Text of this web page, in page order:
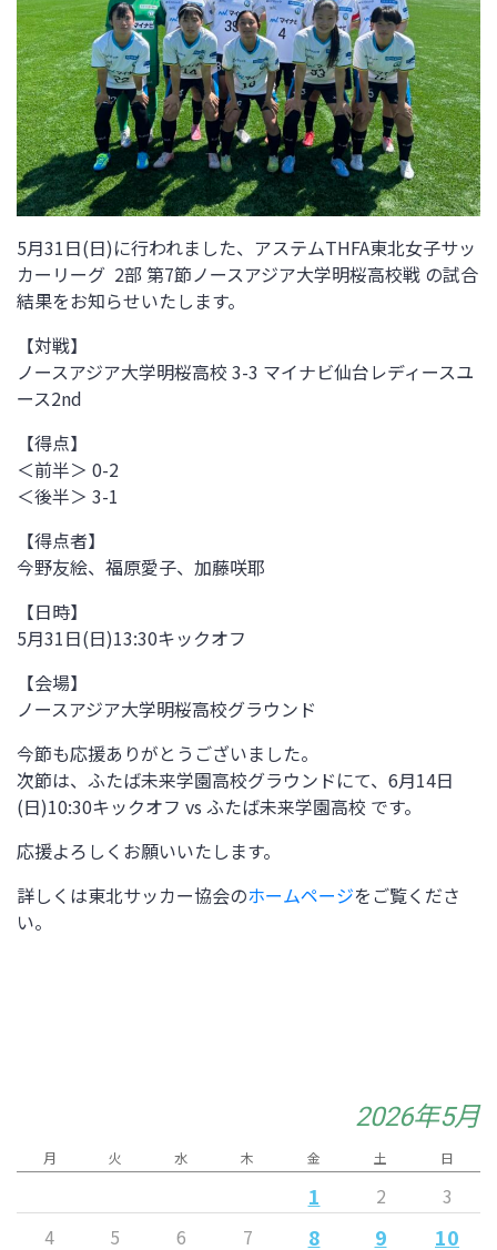
5月31日(日)に行われました、アステムTHFA東北女子サッ
カーリーグ 2部 第7節ノースアジア大学明桜高校戦 の試合
結果をお知らせいたします。
【対戦】
ノースアジア大学明桜高校 3-3 マイナビ仙台レディースユ
ース2nd
【得点】
＜前半＞ 0-2
＜後半＞ 3-1
【得点者】
今野友絵、福原愛子、加藤咲耶
【日時】
5月31日(日)13:30キックオフ
【会場】
ノースアジア大学明桜高校グラウンド
今節も応援ありがとうございました。
次節は、 ふたば未来学園高校グラウンドにて、 6月14日
(日)10:30キックオフ vs ふたば未来学園高校 です。
応援よろしくお願いいたします。
詳しくは東北サッカー協会のホームページをご覧くださ
い。
2026年5月
月 火 水 木 金 土 日
1 2
3
4
5 6 7 8 9 10